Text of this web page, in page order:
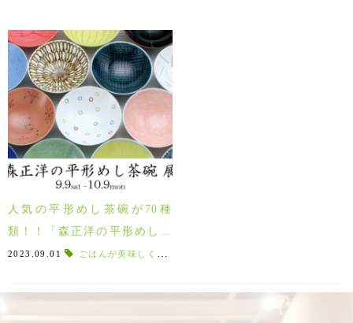
人気の平形めし茶碗が70種
類！！「森正洋の平形めし茶
碗 展 」9/9(土)～
2023.09.01 ごはんが美味しくなる